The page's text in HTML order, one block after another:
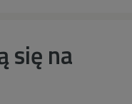
się na